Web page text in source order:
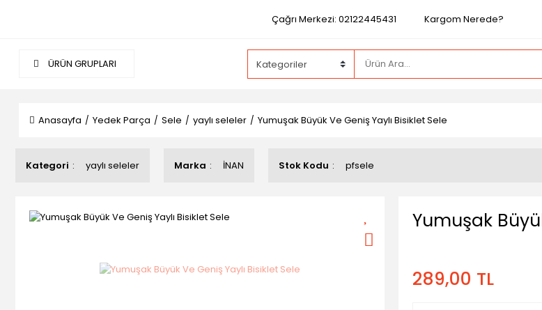
Çağrı Merkezi: 02122445431 Kargom Nerede?
ÜRÜN GRUPLARI
Anasayfa Yedek Parça Sele yaylı seleler Yumuşak Büyük Ve Geniş Yaylı Bisiklet Sele
Kategori yaylı seleler Marka İNAN Stok Kodu pfsele
Yumuşak
289,00 TL